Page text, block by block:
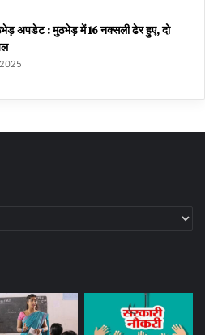
अपडेट : मुठभेड़ में 16 नक्सली ढेर हुए, दो